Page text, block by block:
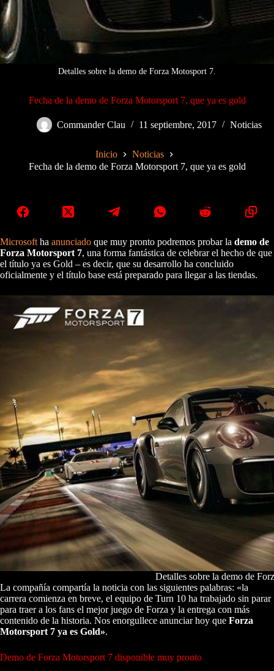
Detalles sobre la demo de Forza Motosport 7.
Fecha de la demo de Forza Motorsport 7, que ya es gold
Commander Clau 11 septiembre, 2017 Noticias
Inicio
Noticias
Fecha de la demo de Forza Motorsport 7, que ya es gold
Microsoft ha anunciado que muy pronto podremos probar la demo de
Forza Motorsport 7, una forma fantástica de celebrar el hecho de que
el título ya es Gold – es decir, que su desarrollo ha concluido
oficialmente y el título base está preparado para llegar a las tiendas.
Detalles sobre la demo de
La compañía compartía la noticia con las siguientes palabras: «la
carrera comienza en breve, el equipo de Turn 10 ha trabajado sin parar
para traer a los fans el mejor juego de Forza y la entrega con más
contenido de la historia. Nos enorgullece anunciar hoy que Forza
Motorsport 7 ya es Gold».
Demo de Forza Motorsport 7 disponible muy pronto